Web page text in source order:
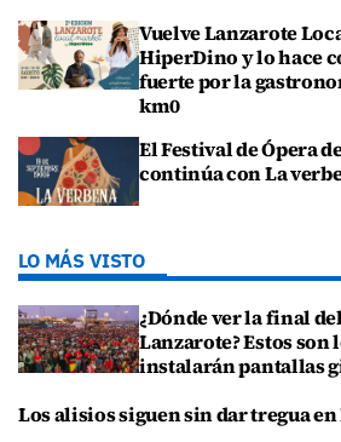
Vuelve Lanzarote
HiperDino y lo hace
fuerte por la
km0
El Festival de Ópera
continúa con La
LO MÁS VISTO
¿Dónde ver la final
Lanzarote? Estos
instalarán pantallas
Los alisios siguen sin dar tregua